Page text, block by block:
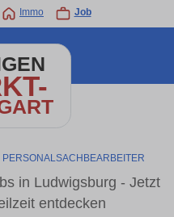
Immo Job
PERSONALSACHBEARBEITER
in Ludwigsburg - Jetzt
entdecken